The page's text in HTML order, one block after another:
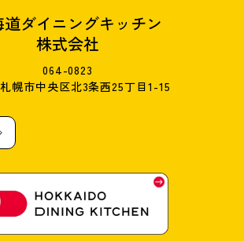
道ダイニングキッチン
株式会社
064-0823
幌市中央区北3条西25丁目1-15